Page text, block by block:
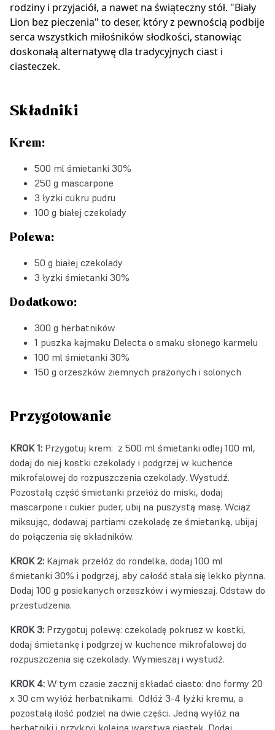
rodziny i przyjaciół, a nawet na świąteczny stół. "Biały
Lion bez pieczenia" to deser, który z pewnością podbije
serca wszystkich miłośników słodkości, stanowiąc
doskonałą alternatywę dla tradycyjnych ciast i
ciasteczek.
Składniki
Krem:
500 ml śmietanki 30%
250 g mascarpone
3 łyżki cukru pudru
100 g białej czekolady
Polewa:
50 g białej czekolady
3 łyżki śmietanki 30%
Dodatkowo:
300 g herbatników
1 puszka kajmaku Delecta o smaku słonego karmelu
100 ml śmietanki 30%
150 g orzeszków ziemnych prażonych i solonych
Przygotowanie
KROK 1: Przygotuj krem: z 500 ml śmietanki odlej 100 ml,
dodaj do niej kostki czekolady i podgrzej w kuchence
mikrofalowej do rozpuszczenia czekolady. Wystudź.
Pozostałą część śmietanki przełóż do miski, dodaj
mascarpone i cukier puder, ubij na puszystą masę. Wciąż
miksując, dodawaj partiami czekoladę ze śmietanką, ubijaj
do połączenia się składników.
KROK 2: Kajmak przełóż do rondelka, dodaj 100 ml
śmietanki 30% i podgrzej, aby całość stała się lekko płynna.
Dodaj 100 g posiekanych orzeszków i wymieszaj. Odstaw do
przestudzenia.
KROK 3: Przygotuj polewę: czekoladę pokrusz w kostki,
dodaj śmietankę i podgrzej w kuchence mikrofalowej do
rozpuszczenia się czekolady. Wymieszaj i wystudź.
KROK 4: W tym czasie zacznij składać ciasto: dno formy 20
x 30 cm wyłóż herbatnikami. Odłóż 3-4 łyżki kremu, a
pozostałą ilość podziel na dwie części. Jedną wyłóż na
herbatniki i przykryj kolejną warstwą ciastek. Dodaj